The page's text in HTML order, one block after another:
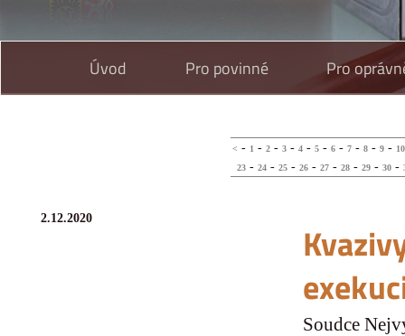
Úvod Pro povinné Pro
< - 1- 2- 3- 4- 5- 6- 7- 8- 9- 10
23 - 24 - 25 - 26 - 27 - 28 - 29 - 30 -
2.12.2020
Soudce